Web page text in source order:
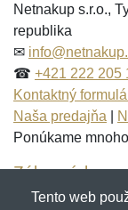
Netnakup s.r.o.,
republika
✉
☎ +421 222 205
Kontaktný
Naša predajňa
Ponúkame
Zákaznícky
Novinky
Tento web